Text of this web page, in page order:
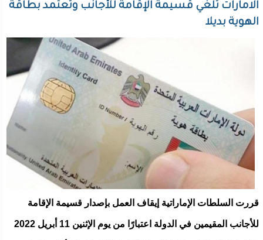
الامارات تلغي قسيمة الإقامة للأجانب وتعتمد بطاقة
الهوية بديلا
قررت السلطات الإماراتية إيقاف العمل بإصدار قسيمة الإقامة
للأجانب المقيمين في الدولة اعتبارًا من يوم الإثنين 11 أبريل 2022